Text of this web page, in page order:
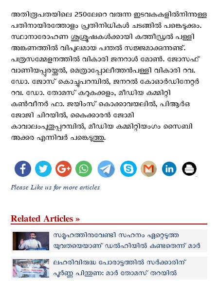
അതിരൂപതയിലെ 250ലേറെ വരുന്ന ഇടവകകളിൽനിന്നുള്ള
പതിനായിരത്തോളം പ്രതിനിധികൾ ചടങ്ങിൽ പങ്കെടുക്കും.
സ്ഥാനാരോഹണ ശുശ്രൂഷകൾക്കായി കത്തീഡ്രൽ പള്ളി
അങ്കണത്തിൽ വിപുലമായ പന്തൽ സജ്ജമാക്കുന്നുണ്ട്.
പത്രസമ്മേളനത്തിൽ വികാരി ജനറാൾ മോൺ. ജോസഫ്
വാണിയപ്പുരയ്ക്കൽ, മെത്രാപ്പോലീത്തൻപള്ളി വികാരി റവ.
ഡോ. ജോസ് കൊച്ചുപറമ്പിൽ, ജനറൽ കോഓർഡിനേറ്റർ
റവ. ഡോ. തോമസ് കറുകക്കളം, മീഡിയ കമ്മിറ്റി
കൺവീനർ ഫാ. ജയിംസ് കൊക്കാവയലിൽ, പിആർഒ
ജോജി ചിറയിൽ, കൈക്കാരൻ ജോമി
കാവാലംപുതുപ്പറമ്പിൽ, മീഡിയ കമ്മിറ്റിയംഗം സൈബി
അക്കര എന്നിവർ പങ്കെടുത്തു.
Please Like us for more articles
Related Articles »
സമൂഹത്തിനുവേണ്ടി സഹനം ഏറ്റെടുത്ത
യുവതയെയാണ് ഡൽഹിയിൽ കണ്ടതെന്ന് മാർ
തോമസ് തറയിൽ
ലഹരിവിരുദ്ധ പോരാട്ടത്തില്‍ സര്‍ക്കാരിന്
പൂര്‍ണ്ണ പിന്തുണ: മാർ തോമസ് തറയിൽ